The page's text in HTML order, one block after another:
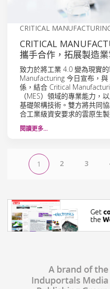
CRITICAL
CRITICAL
攜手合作，拓展製造
致力於將工業 4.0 變為現實
Manufacturing 今日宣布，
係，結合 Critical
（MES）領域的專業能力，
基礎架構技術。雙方將共同
合工業級資安要求的雲原生
閱讀更多…
1 2 3